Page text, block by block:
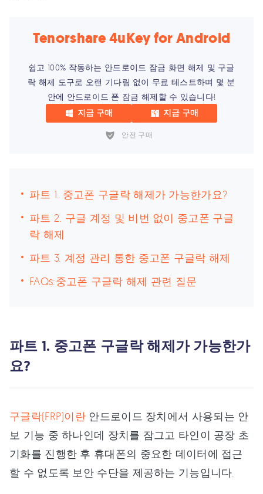
Tenorshare 4uKey for Android
쉽고 100% 작동하는 안드로이드 잠금 화면 해제 및 구글
락 해제 도구로 오랜 기다림 없이 무료 테스트하며 몇 분
안에 안드로이드 폰 잠금 해제할 수 있습니다!
지금 구매 지금 구매
안전 구매
파트 1. 중고폰 구글락 해제가 가능한가요?
파트 2. 구글 계정 및 비번 없이 중고폰 구글
락 해제
파트 3. 계정 관리 통한 중고폰 구글락 해제
FAQs:중고폰 구글락 해제 관련 질문
파트 1. 중고폰 구글락 해제가 가능한가
요?
구글락(FRP)이란 안드로이드 장치에서 사용되는 안
보 기능 중 하나인데 장치를 잠그고 타인이 공장 초
기화를 진행한 후 휴대폰의 중요한 데이터에 접근
할 수 없도록 보안 수단을 제공하는 기능입니다.